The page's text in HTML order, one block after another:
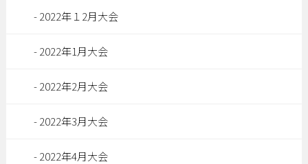
2022年１2月大会
2022年1月大会
2022年2月大会
2022年3月大会
2022年4月大会